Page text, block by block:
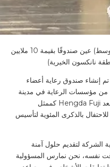
(المدير العام تشيان تشن هوا (في الوسط) عين صندوقًا بقيمة 10 ملايين
نانكسون الخيرية)
إنشاء صندوق رعاية أعضاء
من مؤسسات الرعاية في مدينة
ليان في التبرعات الخيرية، وتبرع مصعد Hengda Fuji كممثل
بالذكرى المئوية لتأسيس
الشركة لتقديم حلول آمنة
نفسه، نحن نمارس المسؤولية